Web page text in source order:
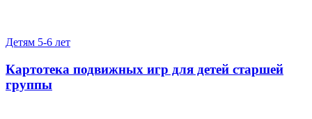
Детям 5-6 лет
Картотека подвижных игр для детей старшей
группы